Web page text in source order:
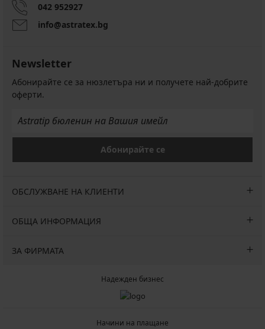
дълга
Намаление
34,99
€
Първоначална цена
49,99
(97,77
лв.)
дълга
Намаление
34,99
€
Първоначална цена
49,99
€
(97,77
лв.)
къса
Намаление
19,79
€
Първоначална цена
32,99
€
(64,52
лв.)
дълга
Намаление
37,79
€
Първоначална цена
53,99
(105,60
лв.)
Alex
дълги
€
лв.)
Първоначална цена
53,99
(105,60
лв.)
042 952927
info@astratex.bg
Newsletter
Абонирайте се за нюзлетъра ни и получете най-добрите
оферти.
Абонирайте се
ОБСЛУЖВАНЕ НА КЛИЕНТИ
ОБЩА ИНФОРМАЦИЯ
ЗА ФИРМАТА
Надежден бизнес
Начини на плащане